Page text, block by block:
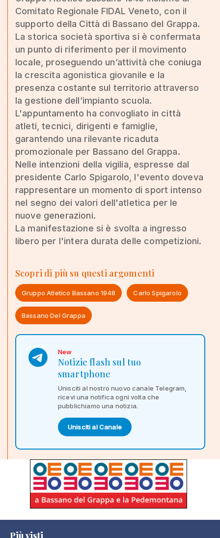
Comitato Regionale FIDAL Veneto, con il
supporto della Città di Bassano del Grappa.
La storica società sportiva si è confermata
un punto di riferimento per il movimento
locale, proseguendo un’attività che coniuga
la crescita agonistica giovanile e la
presenza costante sul territorio attraverso
la gestione dell’impianto scuola.
L'appuntamento ha convogliato in città
atleti, tecnici, dirigenti e famiglie,
garantendo una rilevante ricaduta
promozionale per Bassano del Grappa.
Nelle intenzioni della vigilia, espresse dal
presidente Carlo Spigarolo, l'evento doveva
rappresentare un momento di sport intenso
nel segno dei valori dell'atletica per le
nuove generazioni.
La manifestazione si è svolta a ingresso
libero per l'intera durata delle competizioni.
Scopri di più su questi argomenti
Gruppo Atletico Bassano 1948 Carlo Spigarolo
Bassano Del Grappa
New
Notizie flash sul tuo
smartphone
Unisciti al nostro nuovo canale Telegram,
ricevi una notifica ogni volta che
pubblichiamo una notizia.
Unisciti al Canale
Più visti